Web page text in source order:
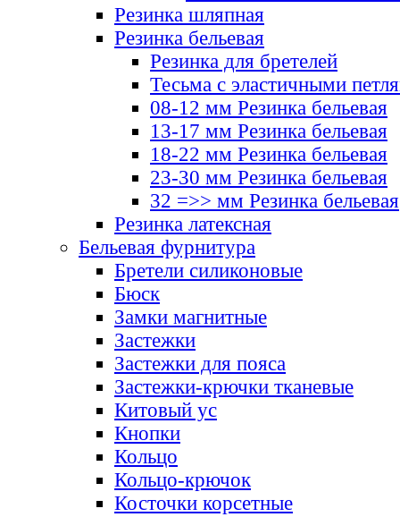
Резинка шляпная
Резинка бельевая
Резинка для бретелей
Тесьма с эластичными
08-12 мм Резинка бельевая
13-17 мм Резинка бельевая
18-22 мм Резинка бельевая
23-30 мм Резинка бельевая
32 =>> мм Резинка бельевая
Резинка латексная
Бельевая фурнитура
Бретели силиконовые
Бюск
Замки магнитные
Застежки
Застежки для пояса
Застежки-крючки тканевые
Китовый ус
Кнопки
Кольцо
Кольцо-крючок
Косточки корсетные